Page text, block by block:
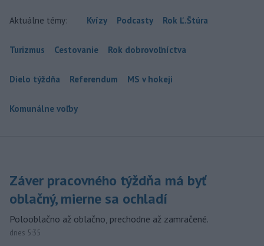
Aktuálne témy: Kvízy Podcasty Rok Ľ.Štúra
Turizmus Cestovanie Rok dobrovoľníctva
Dielo týždňa Referendum MS v hokeji
Komunálne voľby
Záver pracovného týždňa má byť
oblačný, mierne sa ochladí
Polooblačno až oblačno, prechodne až zamračené.
dnes 5:35